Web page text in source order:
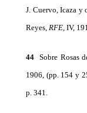
J. Cuervo, Icaza y
Reyes, RFE, IV,
44 Sobre Rosas
1906, (pp. 154 y
p. 341.